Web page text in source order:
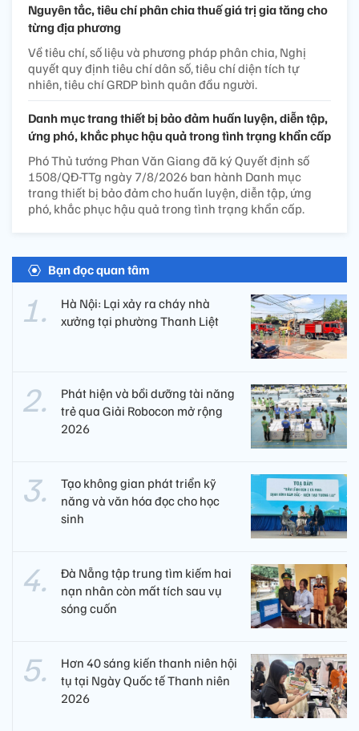
Nguyên tắc, tiêu chí phân chia thuế giá trị gia tăng cho
từng địa phương
Về tiêu chí, số liệu và phương pháp phân chia, Nghị
quyết quy định tiêu chí dân số, tiêu chí diện tích tự
nhiên, tiêu chí GRDP bình quân đầu người.
Danh mục trang thiết bị bảo đảm huấn luyện, diễn tập,
ứng phó, khắc phục hậu quả trong tình trạng khẩn cấp
Phó Thủ tướng Phan Văn Giang đã ký Quyết định số
1508/QĐ-TTg ngày 7/8/2026 ban hành Danh mục
trang thiết bị bảo đảm cho huấn luyện, diễn tập, ứng
phó, khắc phục hậu quả trong tình trạng khẩn cấp.
Bạn đọc quan tâm
Hà Nội: Lại xảy ra cháy nhà
xưởng tại phường Thanh Liệt
Phát hiện và bồi dưỡng tài năng
trẻ qua Giải Robocon mở rộng
2026
Tạo không gian phát triển kỹ
năng và văn hóa đọc cho học
sinh
Đà Nẵng tập trung tìm kiếm hai
nạn nhân còn mất tích sau vụ
sóng cuốn
Hơn 40 sáng kiến thanh niên hội
tụ tại Ngày Quốc tế Thanh niên
2026